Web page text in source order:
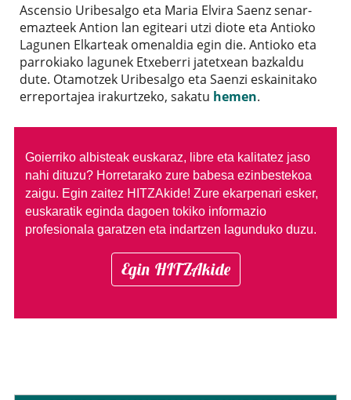
Ascensio Uribesalgo eta Maria Elvira Saenz senar-
emazteek Antion lan egiteari utzi diote eta Antioko
Lagunen Elkarteak omenaldia egin die. Antioko eta
parrokiako lagunek Etxeberri jatetxean bazkaldu
dute. Otamotzek Uribesalgo eta Saenzi eskainitako
erreportajea irakurtzeko, sakatu hemen.
Goierriko albisteak euskaraz, libre eta kalitatez jaso
nahi dituzu? Horretarako zure babesa ezinbestekoa
zaigu. Egin zaitez HITZAkide! Zure ekarpenari esker,
euskaratik eginda dagoen tokiko informazio
profesionala garatzen eta indartzen lagunduko duzu.
Egin HITZAkide